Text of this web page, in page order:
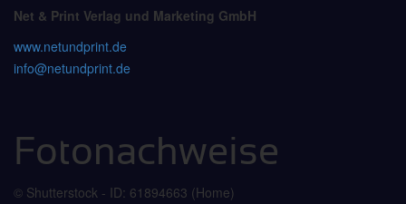
Net & Print Verlag und Marketing GmbH
www.netundprint.de
info@netundprint.de
Fotonachweise
© Shutterstock - ID: 61894663 (Home)